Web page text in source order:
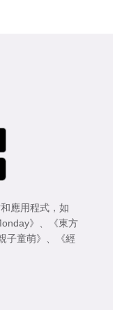
應用程式，如
》 、
《東方
子童萌》 、
《經